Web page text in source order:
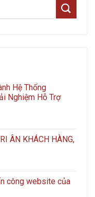
Hệ Thống
Nghiệm Hỗ Trợ
ÂN KHÁCH HÀNG,
công website của